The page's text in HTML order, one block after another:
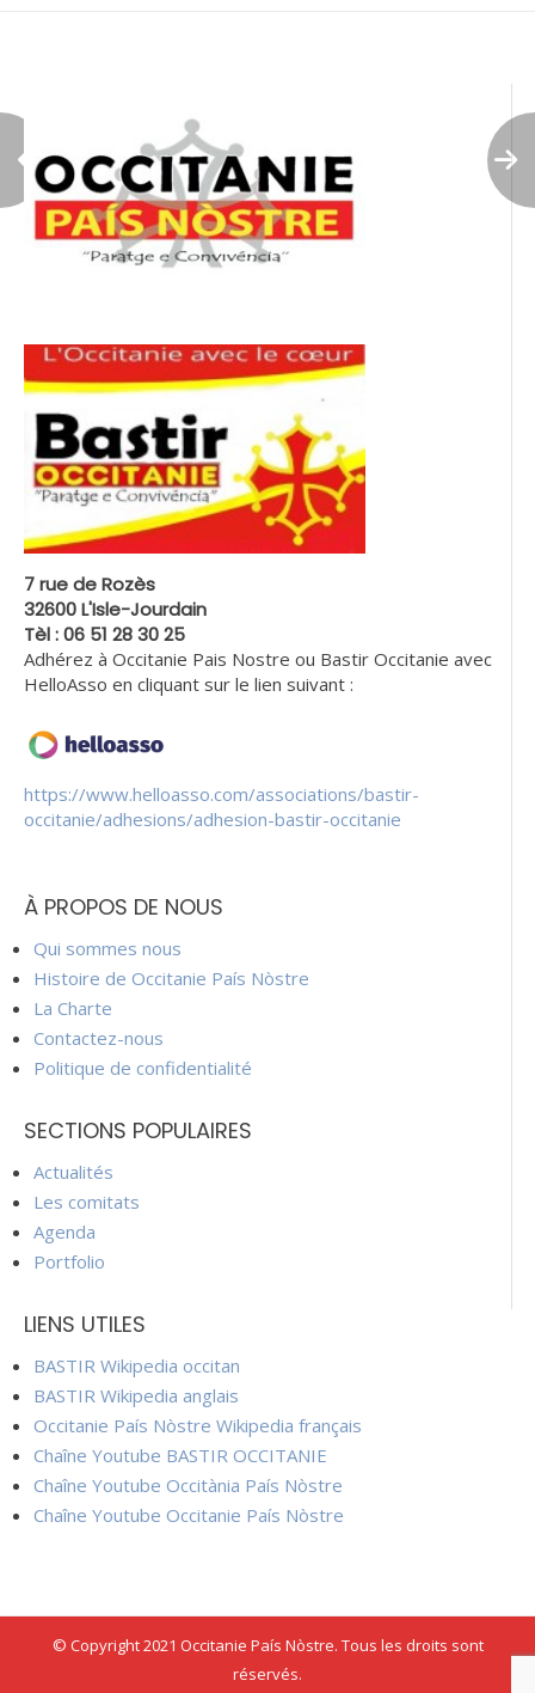
7 rue de Rozès
32600 L'Isle-Jourdain
Tèl : 06 51 28 30 25
Adhérez à Occitanie Pais Nostre ou Bastir Occitanie avec
HelloAsso en cliquant sur le lien suivant :
https://www.helloasso.com/associations/bastir-
occitanie/adhesions/adhesion-bastir-occitanie
À PROPOS DE NOUS
Qui sommes nous
Histoire de Occitanie País Nòstre
La Charte
Contactez-nous
Politique de confidentialité
SECTIONS POPULAIRES
Actualités
Les comitats
Agenda
Portfolio
LIENS UTILES
BASTIR Wikipedia occitan
BASTIR Wikipedia anglais
Occitanie País Nòstre Wikipedia français
Chaîne Youtube BASTIR OCCITANIE
Chaîne Youtube Occitània País Nòstre
Chaîne Youtube Occitanie País Nòstre
© Copyright 2021 Occitanie País Nòstre. Tous les droits sont
réservés.